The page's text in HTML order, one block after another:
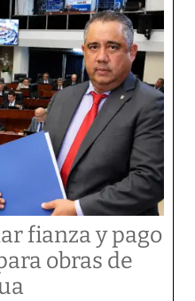
fianza y pago
obras de